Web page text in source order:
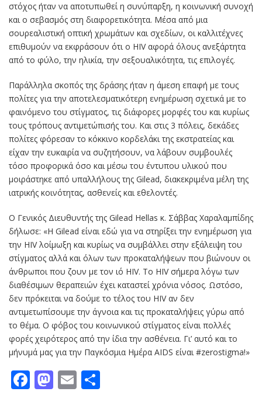
στόχος ήταν να αποτυπωθεί η συνύπαρξη, η κοινωνική συνοχή
και ο σεβασμός στη διαφορετικότητα. Μέσα από μια
σουρεαλιστική οπτική χρωμάτων και σχεδίων, οι καλλιτέχνες
επιθυμούν να εκφράσουν ότι ο HIV αφορά όλους ανεξάρτητα
από το φύλο, την ηλικία, την σεξουαλικότητα, τις επιλογές.
Παράλληλα σκοπός της δράσης ήταν η άμεση επαφή με τους
πολίτες για την αποτελεσματικότερη ενημέρωση σχετικά με το
φαινόμενο του στίγματος, τις διάφορες μορφές του και κυρίως
τους τρόπους αντιμετώπισής του. Και στις 3 πόλεις, δεκάδες
πολίτες φόρεσαν το κόκκινο κορδελάκι της εκστρατείας και
είχαν την ευκαιρία να συζητήσουν, να λάβουν συμβουλές
τόσο προφορικά όσο και μέσω του έντυπου υλικού που
μοιράστηκε από υπαλλήλους της Gilead, διακεκριμένα μέλη της
ιατρικής κοινότητας, ασθενείς και εθελοντές.
O Γενικός Διευθυντής της Gilead Hellas κ. Σάββας Χαραλαμπίδης
δήλωσε: «Η Gilead είναι εδώ για να στηρίξει την ενημέρωση για
την HIV λοίμωξη και κυρίως να συμβάλλει στην εξάλειψη του
στίγματος αλλά και όλων των προκαταλήψεων που βιώνουν οι
άνθρωποι που ζουν με τον ιό HIV. Το HIV σήμερα λόγω των
διαθέσιμων θεραπειών έχει καταστεί χρόνια νόσος. Ωστόσο,
δεν πρόκειται να δούμε το τέλος του ΗΙV αν δεν
αντιμετωπίσουμε την άγνοια και τις προκαταλήψεις γύρω από
το θέμα. Ο φόβος του κοινωνικού στίγματος είναι πολλές
φορές χειρότερος από την ίδια την ασθένεια. Γι’ αυτό και το
μήνυμά μας για την Παγκόσμια Ημέρα AIDS είναι #zerostigma!»
Facebook
Mastodon
Email